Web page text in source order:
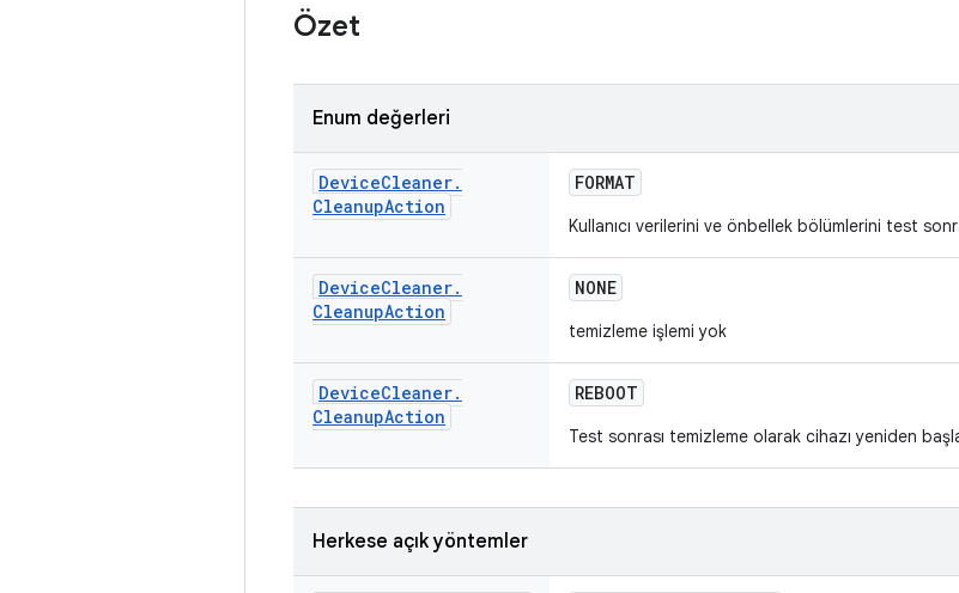
Özet
Enum değerleri
DeviceCleaner.
CleanupAction
FORMAT
Kullanıcı verilerini ve önbellek bölümlerini test
DeviceCleaner.
CleanupAction
NONE
temizleme işlemi yok
DeviceCleaner.
CleanupAction
REBOOT
Test sonrası temizleme olarak cihazı yeniden
Herkese açık yöntemler